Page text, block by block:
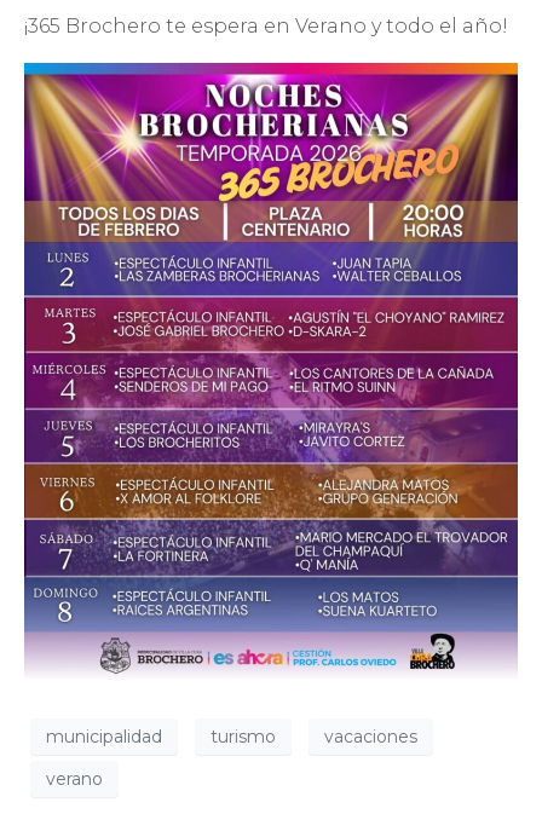
¡365 Brochero te espera en Verano y todo el año!
municipalidad turismo
vacaciones
verano